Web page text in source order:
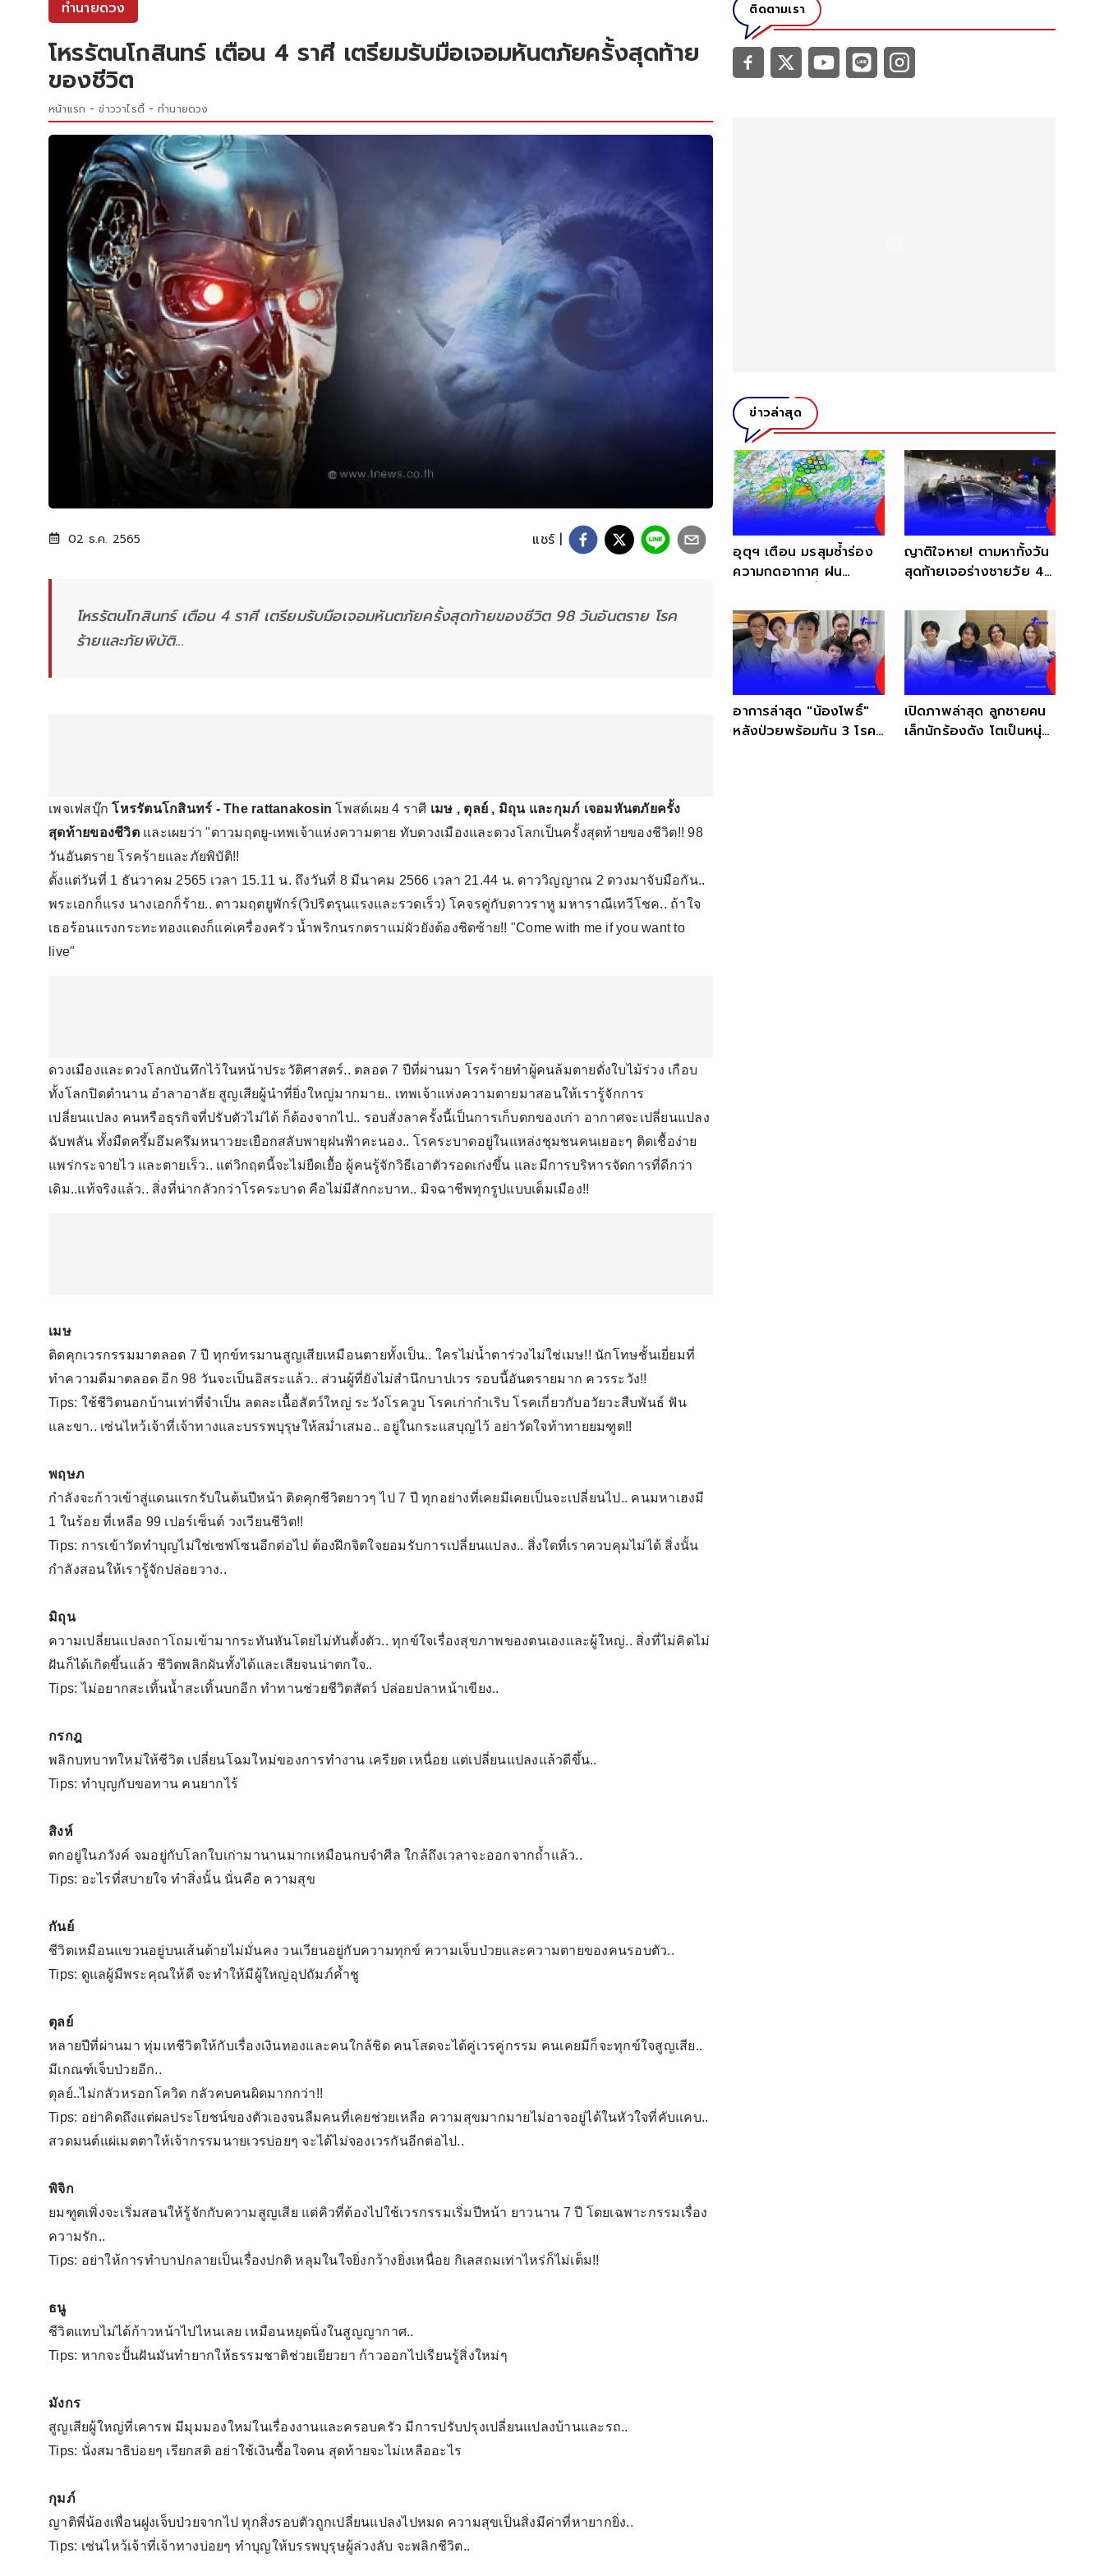
ทำนายดวง
โหรรัตนโกสินทร์ เตือน 4 ราศี เตรียมรับมือเจอมหันตภัยครั้งสุดท้าย
ของชีวิต
หน้าแรก ข่าววาไรตี้ ทำนายดวง
02 ธ.ค. 2565 แชร์ |
โหรรัตนโกสินทร์ เตือน 4 ราศี เตรียมรับมือเจอมหันตภัยครั้งสุดท้ายของชีวิต 98 วันอันตราย โรค
ร้ายและภัยพิบัติ...
เพจเฟสบุ๊กโหรรัตนโกสินทร์ - The rattanakosin โพสต์เผย 4 ราศี เมษ , ตุลย์ , มิถุน และกุมภ์ เจอมหันตภัยครั้ง
สุดท้ายของชีวิต และเผยว่า "ดาวมฤตยู-เทพเจ้าแห่งความตาย ทับดวงเมืองและดวงโลกเป็นครั้งสุดท้ายของชีวิต!! 98
วันอันตราย โรคร้ายและภัยพิบัติ!!
ตั้งแต่วันที่ 1 ธันวาคม 2565 เวลา 15.11 น. ถึงวันที่ 8 มีนาคม 2566 เวลา 21.44 น. ดาววิญญาณ 2 ดวงมาจับมือกัน..
พระเอกก็แรง นางเอกก็ร้าย.. ดาวมฤตยูพักร์(วิปริตรุนแรงและรวดเร็ว) โคจรคู่กับดาวราหู มหาราณีเทวีโชค.. ถ้าใจ
เธอร้อนแรงกระทะทองแดงก็แค่เครื่องครัว น้ำพริกนรกตราแม่ผัวยังต้องชิดซ้าย!! "Come with me if you want to
live"
ดวงเมืองและดวงโลกบันทึกไว้ในหน้าประวัติศาสตร์.. ตลอด 7 ปีที่ผ่านมา โรคร้ายทำผู้คนล้มตายดั่งใบไม้ร่วง เกือบ
ทั้งโลกปิดตำนาน อำลาอาลัย สูญเสียผู้นำที่ยิ่งใหญ่มากมาย.. เทพเจ้าแห่งความตายมาสอนให้เรารู้จักการ
เปลี่ยนแปลง คนหรือธุรกิจที่ปรับตัวไม่ได้ ก็ต้องจากไป.. รอบสั่งลาครั้งนี้เป็นการเก็บตกของเก่า อากาศจะเปลี่ยนแปลง
ฉับพลัน ทั้งมืดครึ้มอึมครึมหนาวยะเยือกสลับพายุฝนฟ้าคะนอง.. โรคระบาดอยู่ในแหล่งชุมชนคนเยอะๆ ติดเชื้อง่าย
แพร่กระจายไว และตายเร็ว.. แต่วิกฤตนี้จะไม่ยืดเยื้อ ผู้คนรู้จักวิธีเอาตัวรอดเก่งขึ้น และมีการบริหารจัดการที่ดีกว่า
เดิม..แท้จริงแล้ว.. สิ่งที่น่ากลัวกว่าโรคระบาด คือไม่มีสักกะบาท.. มิจฉาชีพทุกรูปแบบเต็มเมือง!!
เมษ
ติดคุกเวรกรรมมาตลอด 7 ปี ทุกข์ทรมานสูญเสียเหมือนตายทั้งเป็น.. ใครไม่น้ำตาร่วงไม่ใช่เมษ!! นักโทษชั้นเยี่ยมที่
ทำความดีมาตลอด อีก 98 วันจะเป็นอิสระแล้ว.. ส่วนผู้ที่ยังไม่สำนึกบาปเวร รอบนี้อันตรายมาก ควรระวัง!!
Tips: ใช้ชีวิตนอกบ้านเท่าที่จำเป็น ลดละเนื้อสัตว์ใหญ่ ระวังโรควูบ โรคเก่ากำเริบ โรคเกี่ยวกับอวัยวะสืบพันธ์ ฟัน
และขา.. เซ่นไหว้เจ้าที่เจ้าทางและบรรพบุรุษให้สม่ำเสมอ.. อยู่ในกระแสบุญไว้ อย่าวัดใจท้าทายยมฑูต!!
พฤษภ
กำลังจะก้าวเข้าสู่แดนแรกรับในต้นปีหน้า ติดคุกชีวิตยาวๆ ไป 7 ปี ทุกอย่างที่เคยมีเคยเป็นจะเปลี่ยนไป.. คนมหาเฮงมี
1 ในร้อย ที่เหลือ 99 เปอร์เซ็นต์ วงเวียนชีวิต!!
Tips: การเข้าวัดทำบุญไม่ใช่เซฟโซนอีกต่อไป ต้องฝึกจิตใจยอมรับการเปลี่ยนแปลง.. สิ่งใดที่เราควบคุมไม่ได้ สิ่งนั้น
กำลังสอนให้เรารู้จักปล่อยวาง..
มิถุน
ความเปลี่ยนแปลงถาโถมเข้ามากระทันหันโดยไม่ทันตั้งตัว.. ทุกข์ใจเรื่องสุขภาพของตนเองและผู้ใหญ่.. สิ่งที่ไม่คิดไม่
ฝันก็ได้เกิดขึ้นแล้ว ชีวิตพลิกผันทั้งได้และเสียจนน่าตกใจ..
Tips: ไม่อยากสะเทิ้นน้ำสะเทิ้นบกอีก ทำทานช่วยชีวิตสัตว์ ปล่อยปลาหน้าเขียง..
กรกฎ
พลิกบทบาทใหม่ให้ชีวิต เปลี่ยนโฉมใหม่ของการทำงาน เครียด เหนื่อย แต่เปลี่ยนแปลงแล้วดีขึ้น..
Tips: ทำบุญกับขอทาน คนยากไร้
สิงห์
ตกอยู่ในภวังค์ จมอยู่กับโลกใบเก่ามานานมากเหมือนกบจำศีล ใกล้ถึงเวลาจะออกจากถ้ำแล้ว..
Tips: อะไรที่สบายใจ ทำสิ่งนั้น นั่นคือ ความสุข
กันย์
ชีวิตเหมือนแขวนอยู่บนเส้นด้ายไม่มั่นคง วนเวียนอยู่กับความทุกข์ ความเจ็บป่วยและความตายของคนรอบตัว..
Tips: ดูแลผู้มีพระคุณให้ดี จะทำให้มีผู้ใหญ่อุปถัมภ์ค้ำชู
ตุลย์
หลายปีที่ผ่านมา ทุ่มเทชีวิตให้กับเรื่องเงินทองและคนใกล้ชิด คนโสดจะได้คู่เวรคู่กรรม คนเคยมีก็จะทุกข์ใจสูญเสีย..
มีเกณฑ์เจ็บป่วยอีก..
ตุลย์..ไม่กลัวหรอกโควิด กลัวคบคนผิดมากกว่า!!
Tips: อย่าคิดถึงแต่ผลประโยชน์ของตัวเองจนลืมคนที่เคยช่วยเหลือ ความสุขมากมายไม่อาจอยู่ได้ในหัวใจที่คับแคบ..
สวดมนต์แผ่เมตตาให้เจ้ากรรมนายเวรบ่อยๆ จะได้ไม่จองเวรกันอีกต่อไป..
พิจิก
ยมฑูตเพิ่งจะเริ่มสอนให้รู้จักกับความสูญเสีย แต่คิวที่ต้องไปใช้เวรกรรมเริ่มปีหน้า ยาวนาน 7 ปี โดยเฉพาะกรรมเรื่อง
ความรัก..
Tips: อย่าให้การทำบาปกลายเป็นเรื่องปกติ หลุมในใจยิ่งกว้างยิ่งเหนื่อย กิเลสถมเท่าไหร่ก็ไม่เต็ม!!
ธนู
ชีวิตแทบไม่ได้ก้าวหน้าไปไหนเลย เหมือนหยุดนิ่งในสูญญากาศ..
Tips: หากจะปั้นฝันมันทำยากให้ธรรมชาติช่วยเยียวยา ก้าวออกไปเรียนรู้สิ่งใหม่ๆ
มังกร
สูญเสียผู้ใหญ่ที่เคารพ มีมุมมองใหม่ในเรื่องงานและครอบครัว มีการปรับปรุงเปลี่ยนแปลงบ้านและรถ..
Tips: นั่งสมาธิบ่อยๆ เรียกสติ อย่าใช้เงินซื้อใจคน สุดท้ายจะไม่เหลืออะไร
กุมภ์
ญาติพี่น้องเพื่อนฝูงเจ็บป่วยจากไป ทุกสิ่งรอบตัวถูกเปลี่ยนแปลงไปหมด ความสุขเป็นสิ่งมีค่าที่หายากยิ่ง..
Tips: เซ่นไหว้เจ้าที่เจ้าทางบ่อยๆ ทำบุญให้บรรพบุรุษผู้ล่วงลับ จะพลิกชีวิต..
ติดตามเรา
ข่าวล่าสุด
อุตุฯ เตือน มรสุมซ้ำร่อง
ความกดอากาศ ฝน
พลัน
ญาติใจหาย! ตามหาทั้งวัน
สุดท้ายเจอร่างชายวัย 41
อาการล่าสุด "น้องโพธิ์"
หลังป่วยพร้อมกัน 3 โรค
เปิดภาพล่าสุด ลูกชายคน
เล็กนักร้องดัง โตเป็นหนุ่ม